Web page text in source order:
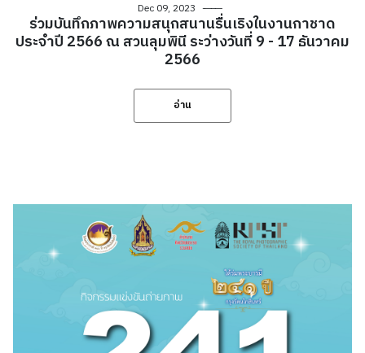
Dec 09, 2023
ร่วมบันทึกภาพความสนุกสนานรื่นเริงในงานกาชาด
ประจำปี 2566 ณ สวนลุมพินี ระว่างวันที่ 9 - 17 ธันวาคม
2566
อ่าน